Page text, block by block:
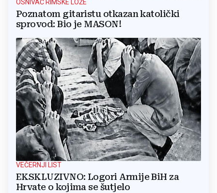
OSNIVAČ RIMSKE LOŽE
Poznatom gitaristu otkazan katolički
sprovod: Bio je MASON!
VEČERNJI LIST
EKSKLUZIVNO: Logori Armije BiH za
Hrvate o kojima se šutjelo